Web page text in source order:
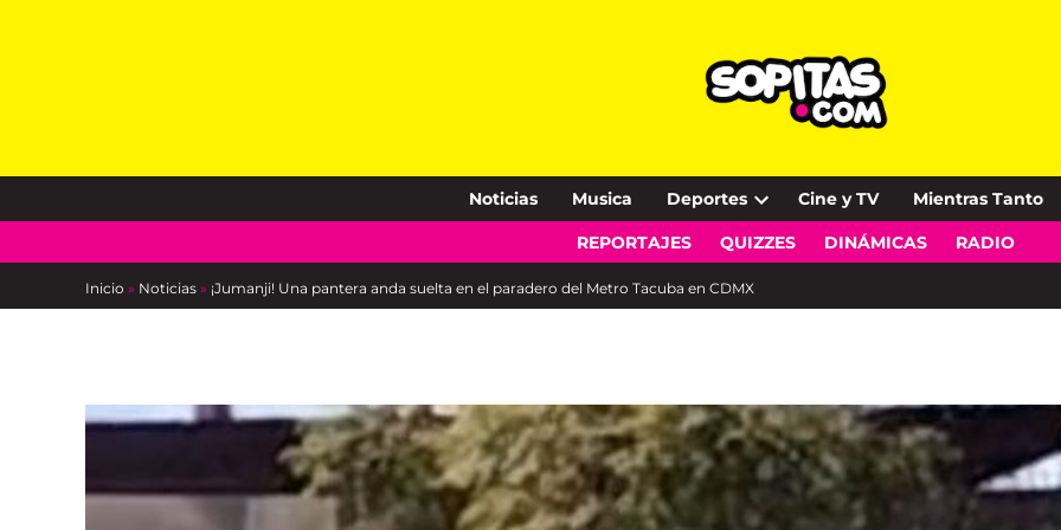
Noticias Musica Deportes
Open
dropdown
Cine y TV Mientras Tanto
REPORTAJES QUIZZES DINÁMICAS RADIO
Inicio » Noticias » ¡Jumanji! Una pantera anda suelta en el paradero del Metro Tacuba en CDMX